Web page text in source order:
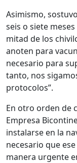
Asimismo,
seis o siete
mitad de los
anoten para
necesario para
tanto, nos
protocolos”.
En otro orden de
Empresa
instalarse en la
necesario que
manera urgente